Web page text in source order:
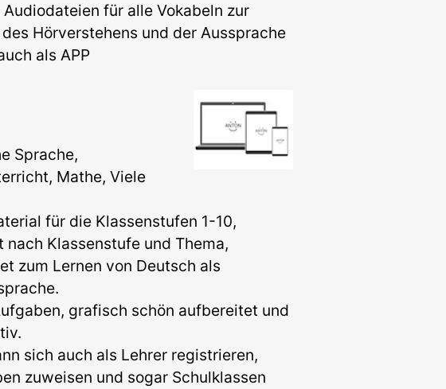
Audiodateien für alle Vokabeln zur
Hörverstehens und der Aussprache
als APP
Sprache,
Mathe, Viele
für die Klassenstufen 1-10,
nach Klassenstufe und Thema,
zum Lernen von Deutsch als
grafisch schön aufbereitet und
sich auch als Lehrer registrieren,
zuweisen und sogar Schulklassen